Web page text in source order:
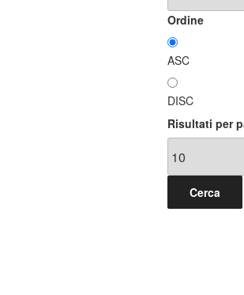
Ordine
ASC
DISC
Risultati per